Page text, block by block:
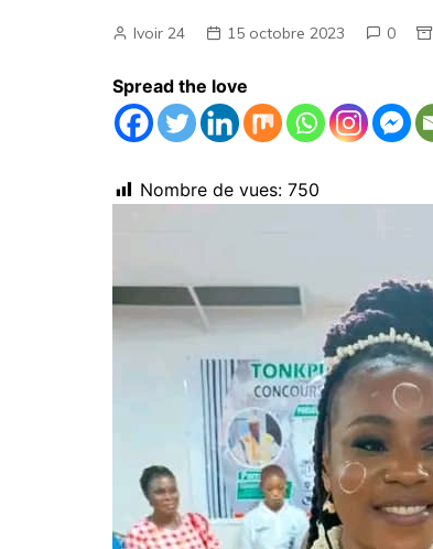
Ivoir 24 15 octobre 2023 0
Spread the love
Nombre de vues: 750